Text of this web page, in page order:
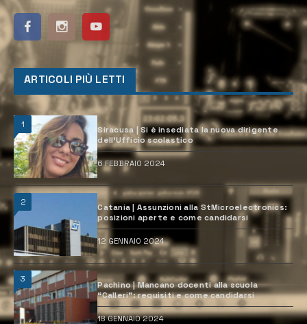
ARTICOLI PIÙ LETTI
1
Siracusa | Si è insediata la nuova dirigente
dell’Ufficio scolastico
6 FEBBRAIO 2024
2
Catania | Assunzioni alla StMicroelectronics:
posizioni aperte e come candidarsi
12 GENNAIO 2024
3
Pachino | Mancano docenti alla scuola
“Calleri”: requisiti e come candidarsi
18 GENNAIO 2024